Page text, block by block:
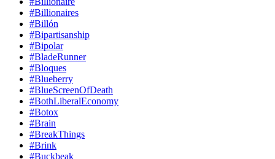
#Billionaires
#Billón
#Bipartisanship
#Bipolar
#BladeRunner
#Bloques
#Blueberry
#BlueScreenOfDeath
#BothLiberalEconomy
#Botox
#Brain
#BreakThings
#Brink
#Buckbeak